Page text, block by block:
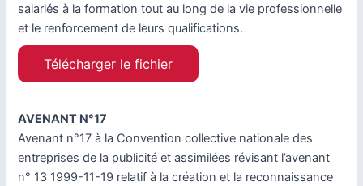
salariés à la formation tout au long de la vie professionnelle
et le renforcement de leurs qualifications.
Télécharger le fichier
AVENANT N°17
Avenant n°17 à la Convention collective nationale des
entreprises de la publicité et assimilées révisant l’avenant
n° 13 1999-11-19 relatif à la création et la reconnaissance